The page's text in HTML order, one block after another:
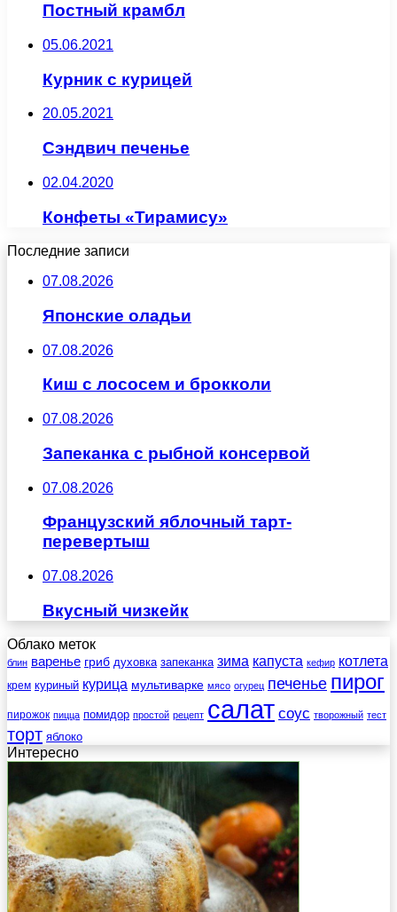
Постный крамбл
05.06.2021
Курник с курицей
20.05.2021
Сэндвич печенье
02.04.2020
Конфеты «Тирамису»
Последние записи
07.08.2026
Японские оладьи
07.08.2026
Киш с лососем и брокколи
07.08.2026
Запеканка с рыбной консервой
07.08.2026
Французский яблочный тарт-
перевертыш
07.08.2026
Вкусный чизкейк
Облако меток
блин варенье гриб духовка запеканка зима капуста кефир котлета
крем куриный курица мультиварке мясо огурец печенье пирог
пирожок пицца помидор простой рецепт салат соус творожный тест
торт яблоко
Интересно